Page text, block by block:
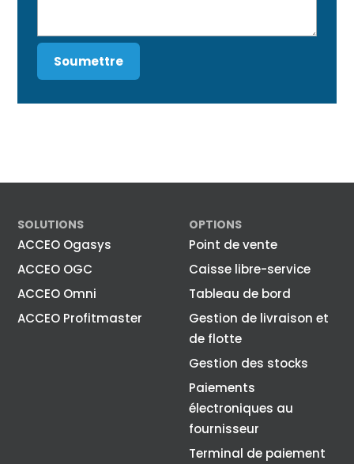
SOLUTIONS
ACCEO Ogasys
ACCEO OGC
ACCEO Omni
ACCEO Profitmaster
OPTIONS
Point de vente
Caisse libre-service
Tableau de bord
Gestion de livraison et
de flotte
Gestion des stocks
Paiements
électroniques au
fournisseur
Terminal de paiement